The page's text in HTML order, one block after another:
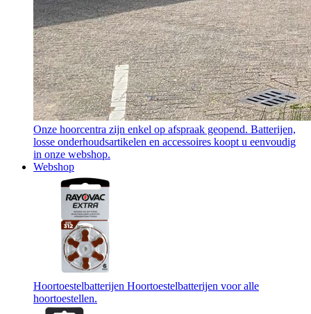
Onze hoorcentra zijn enkel op afspraak geopend. Batterijen,
losse onderhoudsartikelen en accessoires koopt u eenvoudig
in onze webshop.
Webshop
Hoortoestelbatterijen Hoortoestelbatterijen voor alle
hoortoestellen.